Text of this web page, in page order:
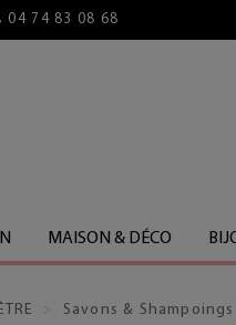
04 74 83 08 68
MAISON & DÉCO
Savons & Shampoings